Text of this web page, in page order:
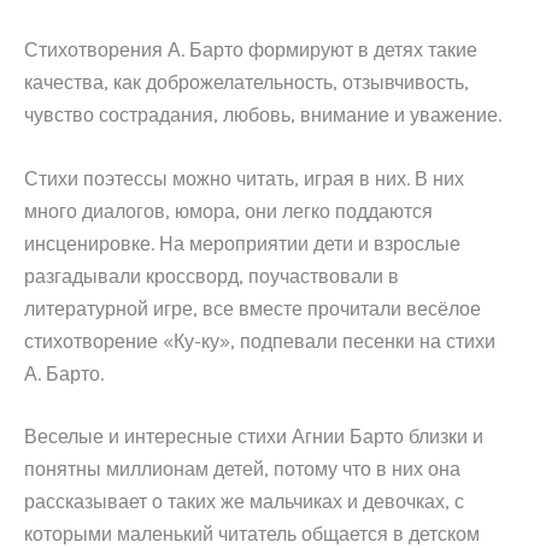
Стихотворения А. Барто формируют в детях такие
качества, как доброжелательность, отзывчивость,
чувство сострадания, любовь, внимание и уважение.
Стихи поэтессы можно читать, играя в них. В них
много диалогов, юмора, они легко поддаются
инсценировке. На мероприятии дети и взрослые
разгадывали кроссворд, поучаствовали в
литературной игре, все вместе прочитали весёлое
стихотворение «Ку-ку», подпевали песенки на стихи
А. Барто.
Веселые и интересные стихи Агнии Барто близки и
понятны миллионам детей, потому что в них она
рассказывает о таких же мальчиках и девочках, с
которыми маленький читатель общается в детском